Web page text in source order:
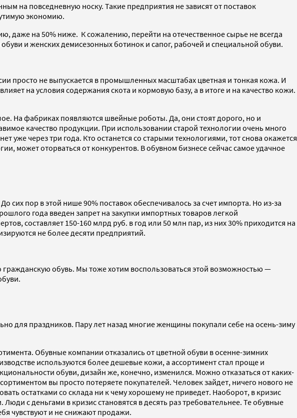
на повседневную носку. Такие предприятия не зависят от поставок
экономию.
даже на 50% ниже. К сожалению, перейти на отечественное сырье не всегда
и женских демисезонных ботинок и сапог, рабочей и специальной обуви.
просто не выпускается в промышленных масштабах цветная и тонкая кожа. И
на условия содержания скота и кормовую базу, а в итоге и на качество кожи.
На фабриках появляются швейные роботы. Да, они стоят дорого, но и
качество продукции. При использовании старой технологии очень много
через три года. Кто останется со старыми технологиями, тот снова окажется
может оторваться от конкурентов. В обувном бизнесе сейчас самое удачное
пор в этой нише 90% поставок обеспечивалось за счет импорта. Но из-за
года введен запрет на закупки импортных товаров легкой
составляет 150-160 млрд руб. в год или 50 млн пар, из них 30% приходится на
не более десяти предприятий.
обувь. Мы тоже хотим воспользоваться этой возможностью —
для праздников. Пару лет назад многие женщины покупали себе на осень-зиму
Обувные компании отказались от цветной обуви в осенне-зимних
используются более дешевые кожи, а ассортимент стал проще и
обуви, дизайн же, конечно, изменился. Можно отказаться от каких-
вы просто потеряете покупателей. Человек зайдет, ничего нового не
остатками со склада ни к чему хорошему не приведет. Наоборот, в кризис
с деньгами в кризис становятся в десять раз требовательнее. Те обувные
чувствуют и не снижают продажи.